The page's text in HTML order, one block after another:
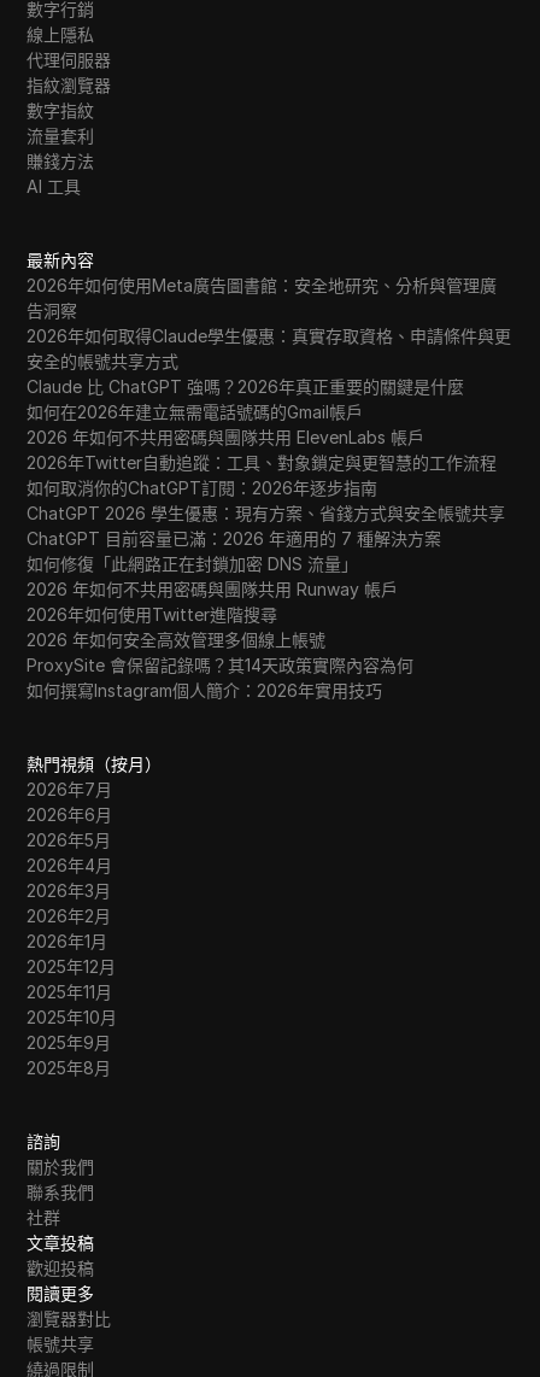
數字行銷
線上隱私
代理伺服器
指紋瀏覽器
數字指紋
流量套利
賺錢方法
AI 工具
最新內容
2026年如何使用Meta廣告圖書館：安全地研究、分析與管理廣
告洞察
2026年如何取得Claude學生優惠：真實存取資格、申請條件與更
安全的帳號共享方式
Claude 比 ChatGPT 強嗎？2026年真正重要的關鍵是什麼
如何在2026年建立無需電話號碼的Gmail帳戶
2026 年如何不共用密碼與團隊共用 ElevenLabs 帳戶
2026年Twitter自動追蹤：工具、對象鎖定與更智慧的工作流程
如何取消你的ChatGPT訂閱：2026年逐步指南
ChatGPT 2026 學生優惠：現有方案、省錢方式與安全帳號共享
ChatGPT 目前容量已滿：2026 年適用的 7 種解決方案
如何修復「此網路正在封鎖加密 DNS 流量」
2026 年如何不共用密碼與團隊共用 Runway 帳戶
2026年如何使用Twitter進階搜尋
2026 年如何安全高效管理多個線上帳號
ProxySite 會保留記錄嗎？其14天政策實際內容為何
如何撰寫Instagram個人簡介：2026年實用技巧
熱門視頻（按月）
2026年7月
2026年6月
2026年5月
2026年4月
2026年3月
2026年2月
2026年1月
2025年12月
2025年11月
2025年10月
2025年9月
2025年8月
諮詢
關於我們
聯系我們
社群
文章投稿
歡迎投稿
閱讀更多
瀏覽器對比
帳號共享
繞過限制